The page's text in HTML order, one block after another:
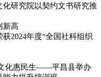
化研究院以契约文书研究推
新高
2024年度“全国社科组织
化惠民生——平昌县举办